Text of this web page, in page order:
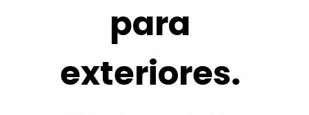
para
exteriores.